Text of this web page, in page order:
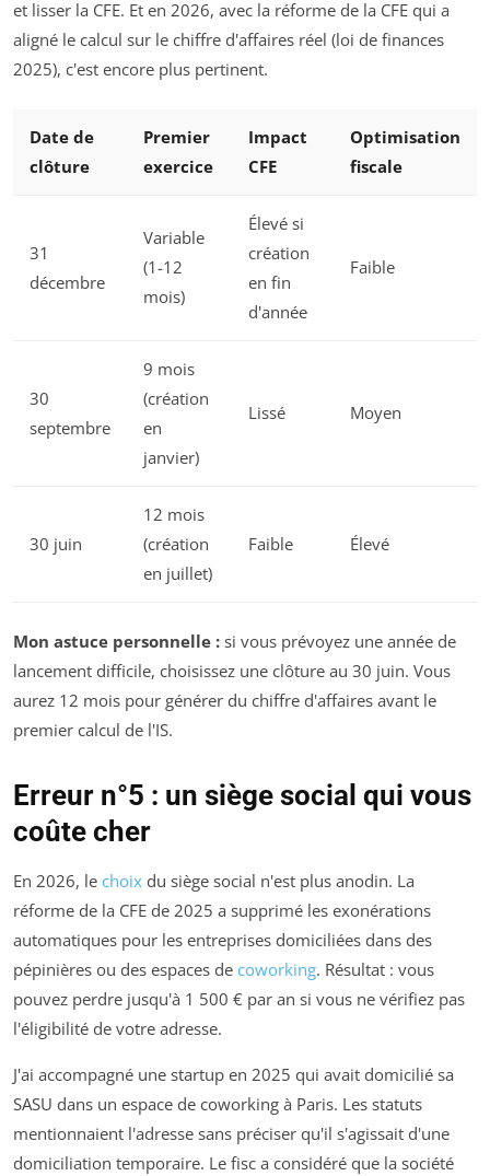
et lisser la CFE. Et en 2026, avec la réforme de la CFE qui a
aligné le calcul sur le chiffre d'affaires réel (loi de finances
2025), c'est encore plus pertinent.
Date de
clôture
Premier
exercice
Impact
CFE
Optimisation
fiscale
31
décembre
Variable
(1-12
mois)
Élevé si
création
en fin
d'année
Faible
30
septembre
9 mois
(création
en
janvier)
Lissé Moyen
30 juin
12 mois
(création
en juillet)
Faible Élevé
Mon astuce personnelle : si vous prévoyez une année de
lancement difficile, choisissez une clôture au 30 juin. Vous
aurez 12 mois pour générer du chiffre d'affaires avant le
premier calcul de l'IS.
Erreur n°5 : un siège social qui vous
coûte cher
En 2026, le choix du siège social n'est plus anodin. La
réforme de la CFE de 2025 a supprimé les exonérations
automatiques pour les entreprises domiciliées dans des
pépinières ou des espaces de coworking. Résultat : vous
pouvez perdre jusqu'à 1 500 € par an si vous ne vérifiez pas
l'éligibilité de votre adresse.
J'ai accompagné une startup en 2025 qui avait domicilié sa
SASU dans un espace de coworking à Paris. Les statuts
mentionnaient l'adresse sans préciser qu'il s'agissait d'une
domiciliation temporaire. Le fisc a considéré que la société